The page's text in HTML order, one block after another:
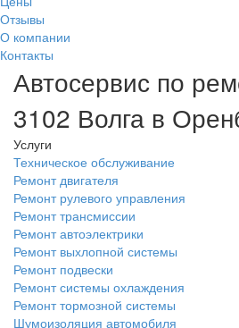
Отзывы
О компании
Контакты
Автосервис по
3102 Волга в
Услуги
Техническое обслуживание
Ремонт двигателя
Ремонт рулевого управления
Ремонт трансмиссии
Ремонт автоэлектрики
Ремонт выхлопной системы
Ремонт подвески
Ремонт системы охлаждения
Ремонт тормозной системы
Шумоизоляция автомобиля